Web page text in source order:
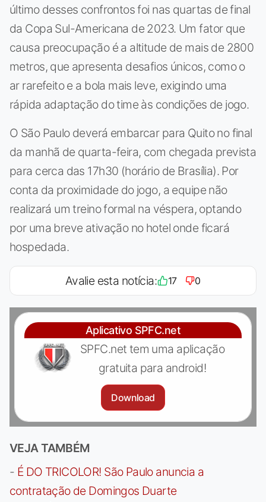
último desses confrontos foi nas quartas de final
da Copa Sul-Americana de 2023. Um fator que
causa preocupação é a altitude de mais de 2800
metros, que apresenta desafios únicos, como o
ar rarefeito e a bola mais leve, exigindo uma
rápida adaptação do time às condições de jogo.
O São Paulo deverá embarcar para Quito no final
da manhã de quarta-feira, com chegada prevista
para cerca das 17h30 (horário de Brasília). Por
conta da proximidade do jogo, a equipe não
realizará um treino formal na véspera, optando
por uma breve ativação no hotel onde ficará
hospedada.
Avalie esta notícia: 17 0
Aplicativo SPFC.net
SPFC.net tem uma aplicação
gratuita para android!
Download
VEJA TAMBÉM
- É DO TRICOLOR! São Paulo anuncia a
contratação de Domingos Duarte